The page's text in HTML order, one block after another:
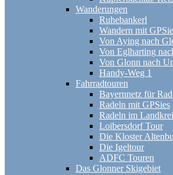
Wanderungen
Ruhebankerl
Wandern mit
Von Aying nach
Von Eglharting
Von Glonn nach
Handy-Weg 1
Fahrradtouren
Bayernnetz für
Radeln mit GPSies
Radeln im
Loibersdorf Tour
Die Kloster
Die Igeltour
ADFC Touren
Das Glonner Skigebiet